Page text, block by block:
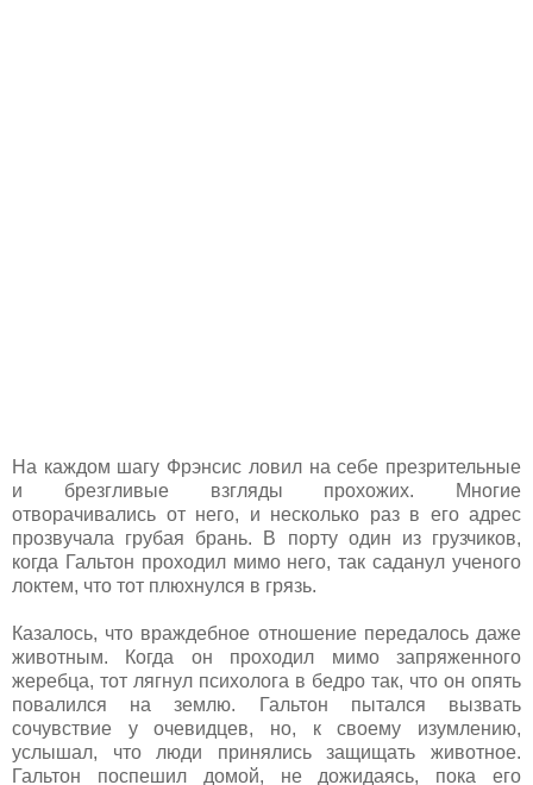
На каждом шагу Фрэнсис ловил на себе презрительные
и брезгливые взгляды прохожих. Многие
отворачивались от него, и несколько раз в его адрес
прозвучала грубая брань. В порту один из грузчиков,
когда Гальтон проходил мимо него, так саданул ученого
локтем, что тот плюхнулся в грязь.
Казалось, что враждебное отношение передалось даже
животным. Когда он проходил мимо запряженного
жеребца, тот лягнул психолога в бедро так, что он опять
повалился на землю. Гальтон пытался вызвать
сочувствие у очевидцев, но, к своему изумлению,
услышал, что люди принялись защищать животное.
Гальтон поспешил домой, не дожидаясь, пока его